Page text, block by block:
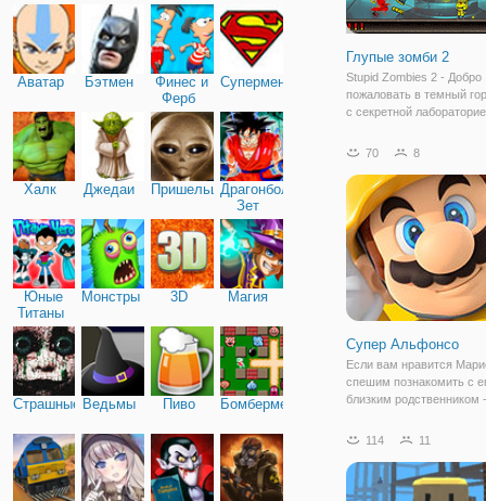
Аватар Бэтмен
Финес и
Ферб
Супермен
Халк Джедаи ПришельцыДрагонболл
Зет
Юные
Титаны
Монстры 3D Магия
Страшные Ведьмы Пиво Бомбермен
Глупые зомби 2
Stupid Zombies 2 - Добро
пожаловать в темный
с секретной
позволяйте им это
стреляйте в зомби!
стену для рикошета,
70 8
Супер Альфонсо
Если вам нравится
спешим познакомить с
близким родственником -
игре Супер Альфонсо.
стилистике - это аналог
Марио. Вам также
114 11